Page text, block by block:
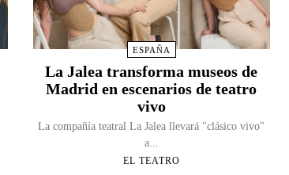
ESPAÑA
La Jalea transforma museos de
Madrid en escenarios de teatro
vivo
La compañía teatral La Jalea llevará "clásico vivo"
a...
EL TEATRO